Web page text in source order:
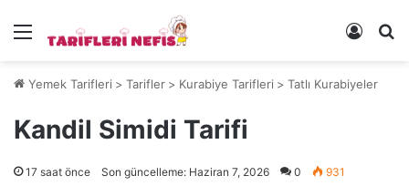
Menü Kayıt
Yemek Tarifleri > Tarifler > Kurabiye Tarifleri > Tatlı Kurabiyeler
Kandil Simidi Tarifi
17 saat önce Son güncelleme: Haziran 7, 2026 0 931